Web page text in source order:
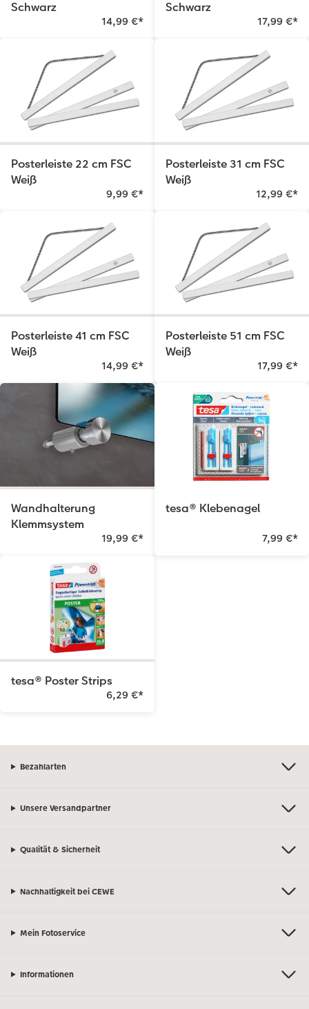
Schwarz
14,99 €*
Schwarz
17,99 €*
Posterleiste 22 cm FSC
Weiß
9,99 €*
Posterleiste 31 cm FSC
Weiß
12,99 €*
Posterleiste 41 cm FSC
Weiß
14,99 €*
Posterleiste 51 cm FSC
Weiß
17,99 €*
Wandhalterung
Klemmsystem
19,99 €*
tesa® Klebenagel
7,99 €*
tesa® Poster Strips
6,29 €*
Bezahlarten
Unsere Versandpartner
Qualität & Sicherheit
Nachhaltigkeit bei CEWE
Mein Fotoservice
Informationen